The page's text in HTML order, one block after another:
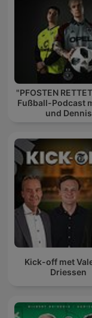
"PFOSTEN
Fußball-Podcast
und Dennis
Kick-off met
Driessen